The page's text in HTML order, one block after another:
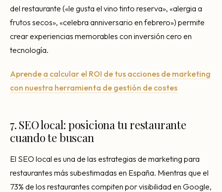
del restaurante («le gusta el vino tinto reserva», «alergia a
frutos secos», «celebra anniversario en febrero») permite
crear experiencias memorables con inversión cero en
tecnología.
Aprende a calcular el ROI de tus acciones de marketing
con nuestra herramienta de gestión de costes
7. SEO local: posiciona tu restaurante
cuando te buscan
El SEO local es una de las estrategias de marketing para
restaurantes más subestimadas en España. Mientras que el
73% de los restaurantes compiten por visibilidad en Google,